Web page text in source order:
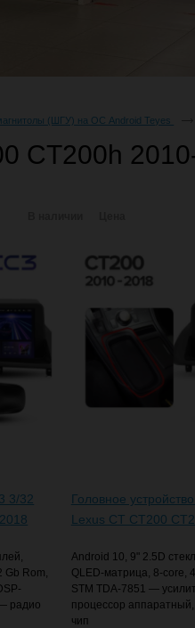
(ШГУ) на ОС Android Teyes
CT200h
3/32
Gb Rom,
радио
Головное
Lexus CT CT200
Android 10, 9" 2.5D
QLED-матрица, 8-core,
STM TDA-7851 —
процессор
чип